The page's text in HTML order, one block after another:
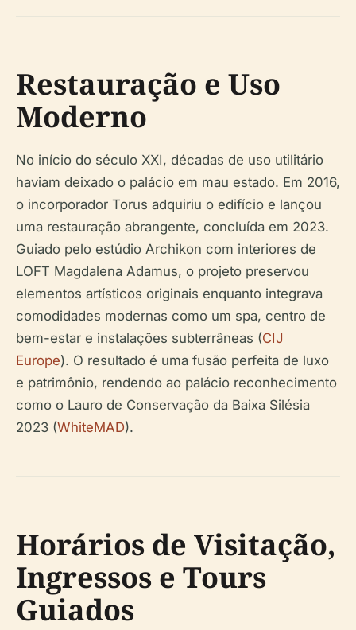
Restauração e Uso
Moderno
No início do século XXI, décadas de uso utilitário
haviam deixado o palácio em mau estado. Em 2016,
o incorporador Torus adquiriu o edifício e lançou
uma restauração abrangente, concluída em 2023.
Guiado pelo estúdio Archikon com interiores de
LOFT Magdalena Adamus, o projeto preservou
elementos artísticos originais enquanto integrava
comodidades modernas como um spa, centro de
bem-estar e instalações subterrâneas (CIJ
Europe). O resultado é uma fusão perfeita de luxo
e patrimônio, rendendo ao palácio reconhecimento
como o Lauro de Conservação da Baixa Silésia
2023 (WhiteMAD).
Horários de Visitação,
Ingressos e Tours
Guiados